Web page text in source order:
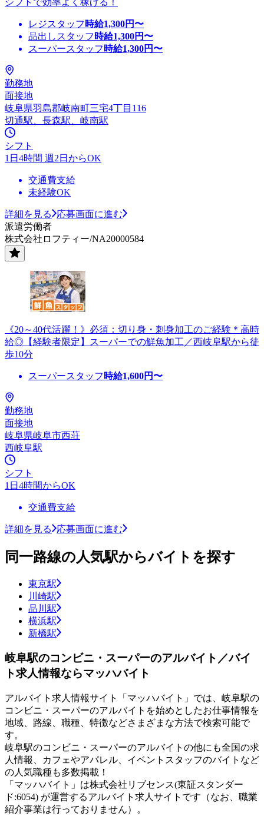
レジスタッフ 時給1,300円〜
品出しスタッフ 時給1,300円〜
スーパースタッフ 時給1,300円〜
勤務地
面接地
岐阜県羽島郡岐南町三宅4丁目116
切通駅、長森駅、岐南駅
シフト
1日4時間 週2日からOK
交通費支給
未経験OK
詳細を見る
応募画面に進む
派遣労働者
株式会社ロフティー/NA20000584
《20～40代活躍！》必須：切り身・刺身加工のご経験＊高時
給◎【経験者限定】スーパーでの鮮魚加工／西岐阜駅から徒
歩10分
スーパースタッフ 時給1,600円〜
勤務地
面接地
岐阜県岐阜市西荘
西岐阜駅
シフト
1日4時間からOK
交通費支給
詳細を見る 応募画面に進む
同一路線の人気駅からバイトを探す
東京駅
川崎駅
品川駅
横浜駅
新橋駅
岐阜駅のコンビニ・スーパーのアルバイト／バイ
ト求人情報ならマッハバイト
アルバイト求人情報サイト「マッハバイト」では、岐阜駅の
コンビニ・スーパーのアルバイトを始めとしたお仕事情報を
地域、路線、職種、特徴などさまざまな方法で検索可能で
す。
岐阜駅のコンビニ・スーパーのアルバイトの他にも全国の求
人情報、カフェやアパレル、イベントスタッフのバイトなど
の人気職種も多数掲載！
「マッハバイト」は株式会社リブセンス(東証スタンダー
ド:6054) が運営するアルバイト求人サイトです（なお、職業
紹介事業は行っておりません）。